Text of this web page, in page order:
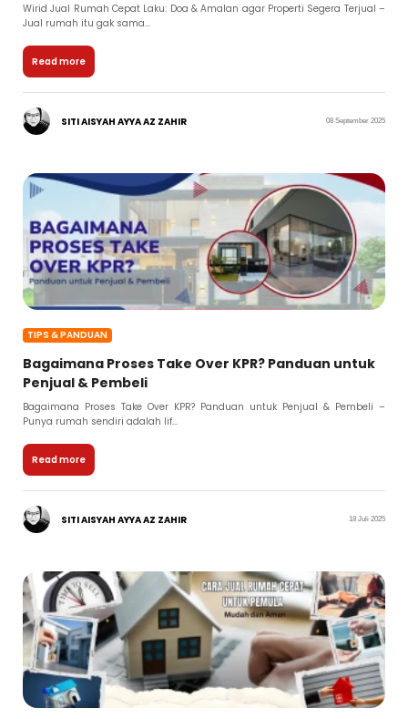
Wirid Jual Rumah Cepat Laku: Doa & Amalan agar Properti Segera Terjual –
Jual rumah itu gak sama...
Read more
SITI AISYAH AYYA AZ ZAHIR 08 September 2025
TIPS & PANDUAN
Bagaimana Proses Take Over KPR? Panduan untuk
Penjual & Pembeli
Bagaimana Proses Take Over KPR? Panduan untuk Penjual & Pembeli –
Punya rumah sendiri adalah lif...
Read more
SITI AISYAH AYYA AZ ZAHIR 18 Juli 2025